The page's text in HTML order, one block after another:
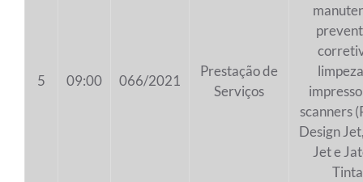
5 09:00 066/2021
Prestação de
Serviços
scanners
Design
Jet e